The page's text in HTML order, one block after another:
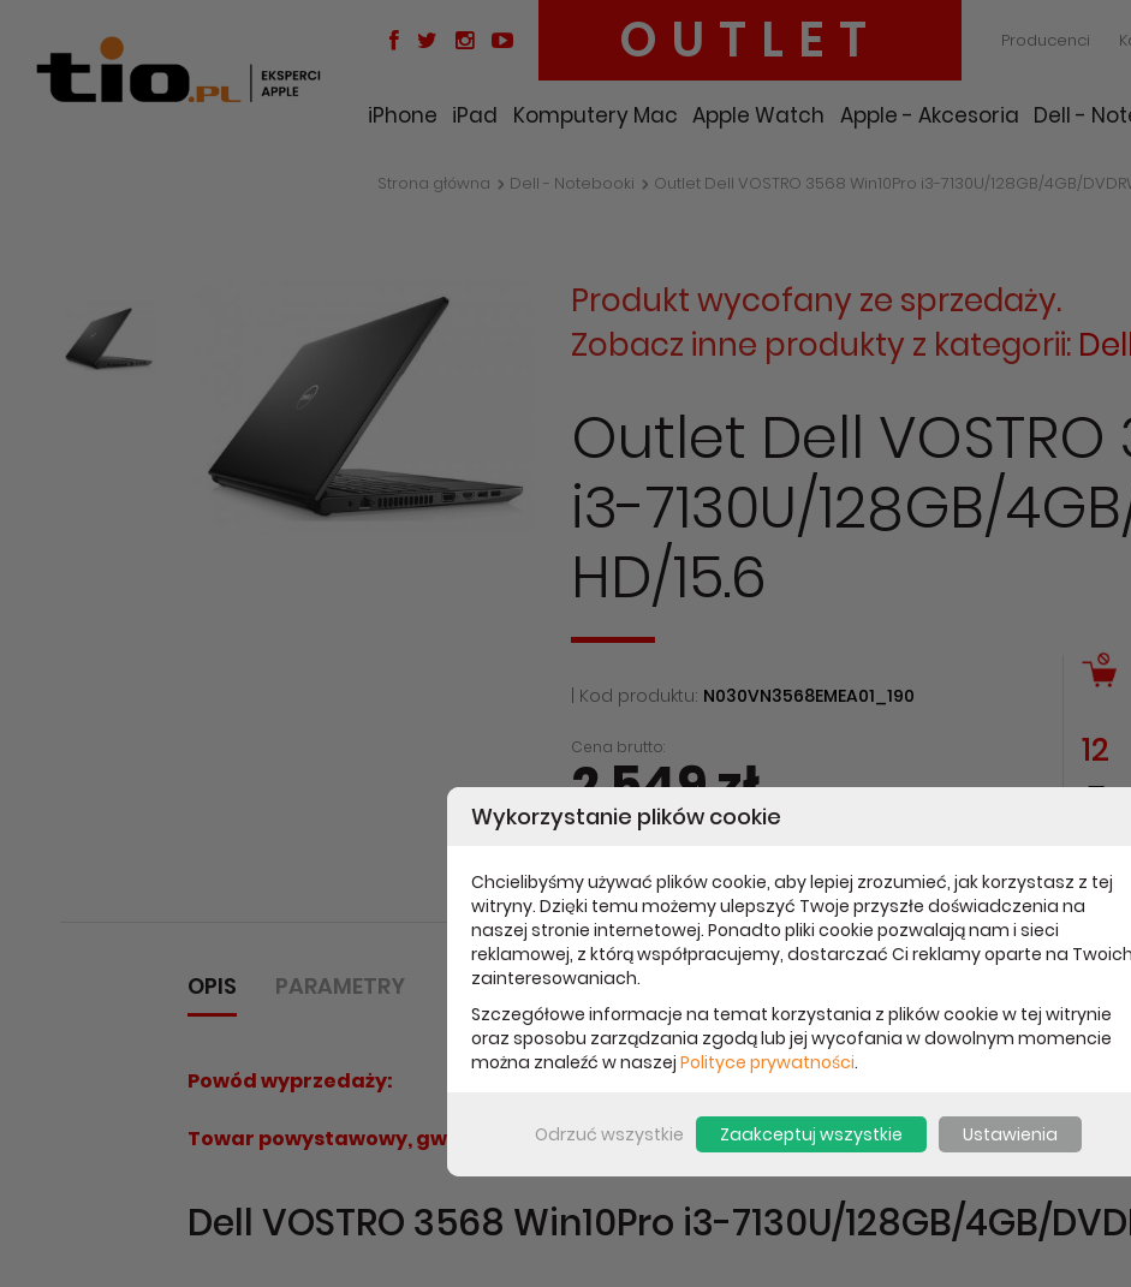
OUTLET Producenci
iPhone iPad Komputery Mac Apple Watch Apple - Akcesoria Dell -
Strona główna Dell - Notebooki Outlet Dell VOSTRO 3568 Win10Pro i3-7130U/128GB/4GB/
Produkt wycofany ze sprzedaży.
Zobacz inne produkty z kategorii:
Outlet Dell VOSTRO
i3-7130U/128GB/
HD/15.6
| Kod produktu: N030VN3568EMEA01_190
Cena brutto:
2 549 zł
Cena netto: 2 072,36 zł
Udostępnij:
12
OPIS PARAMETRY
Powód wyprzedaży:
Towar powystawowy, gwarancja do 30 lipa 2021r.
Dell VOSTRO 3568 Win10Pro i3-7130U/128GB/4GB/
Wykorzystanie plików cookie
Chcielibyśmy używać plików cookie, aby lepiej zrozumieć, jak korzystasz z tej
witryny. Dzięki temu możemy ulepszyć Twoje przyszłe doświadczenia na
naszej stronie internetowej. Ponadto pliki cookie pozwalają nam i sieci
reklamowej, z którą współpracujemy, dostarczać Ci reklamy oparte na Twoich
zainteresowaniach.
Szczegółowe informacje na temat korzystania z plików cookie w tej witrynie
oraz sposobu zarządzania zgodą lub jej wycofania w dowolnym momencie
można znaleźć w naszej Polityce prywatności.
Odrzuć wszystkie Zaakceptuj wszystkie Ustawienia